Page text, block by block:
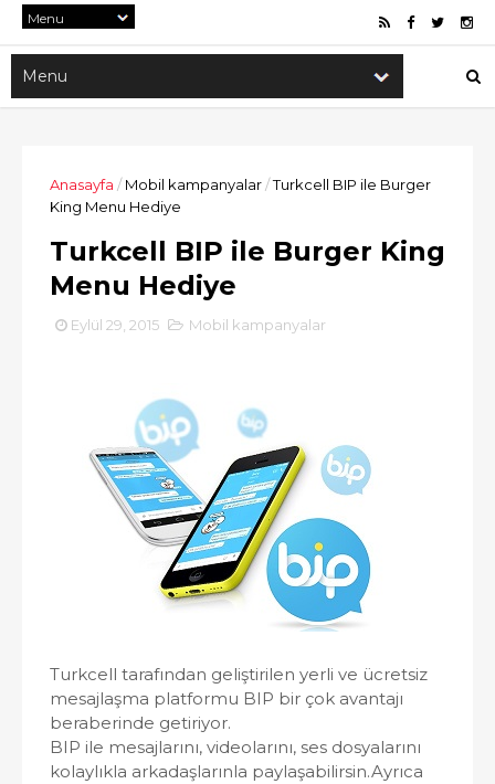
Anasayfa / Mobil kampanyalar/Turkcell BIP ile Burger
King Menu Hediye
Turkcell BIP ile Burger King
Menu Hediye
Eylül 29, 2015 Mobil kampanyalar
Turkcell tarafından geliştirilen yerli ve ücretsiz
mesajlaşma platformu BIP bir çok avantajı
beraberinde getiriyor.
BIP ile mesajlarını, videolarını, ses dosyalarını
kolaylıkla arkadaşlarınla paylaşabilirsin.Ayrıca